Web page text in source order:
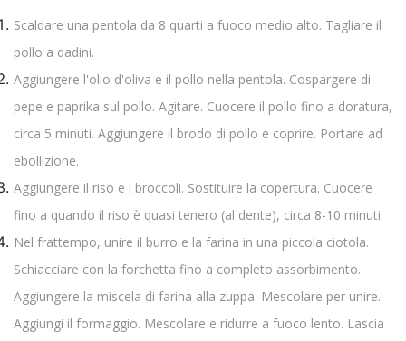
Scaldare una pentola da 8 quarti a fuoco medio alto. Tagliare il
pollo a dadini.
Aggiungere l'olio d'oliva e il pollo nella pentola. Cospargere di
pepe e paprika sul pollo. Agitare. Cuocere il pollo fino a doratura,
circa 5 minuti. Aggiungere il brodo di pollo e coprire. Portare ad
ebollizione.
Aggiungere il riso e i broccoli. Sostituire la copertura. Cuocere
fino a quando il riso è quasi tenero (al dente), circa 8-10 minuti.
Nel frattempo, unire il burro e la farina in una piccola ciotola.
Schiacciare con la forchetta fino a completo assorbimento.
Aggiungere la miscela di farina alla zuppa. Mescolare per unire.
Aggiungi il formaggio. Mescolare e ridurre a fuoco lento. Lascia